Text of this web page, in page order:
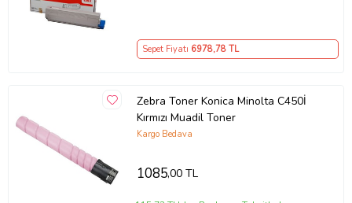
Sepet Fiyatı 6978,78 TL
Zebra Toner Konica Minolta C450İ
Kırmızı Muadil Toner
Kargo Bedava
1085,00 TL